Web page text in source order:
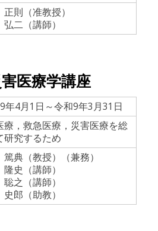
則（准教授）
二（講師）
医療学講座
年4月1日～令和9年3月31日
療，救急医療，災害医療を総
研究するため
典（教授）（兼務）
史（講師）
之（講師）
郎（助教）